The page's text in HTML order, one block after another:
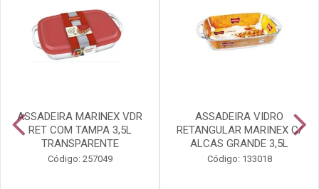
ASSADEIRA MARINEX VDR
RET COM TAMPA 3,5L
TRANSPARENTE
Código: 257049
ASSADEIRA VIDRO
RETANGULAR MARINEX C/
ALCAS GRANDE 3,5L
Código: 133018